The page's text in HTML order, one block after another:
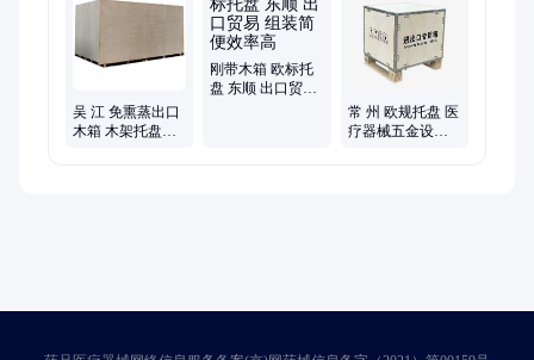
容器、木质包装容器、运输包装木框箱、可拆卸钢边箱、大型机
器包装木制箱、重型设备可拆卸钢边、免熏蒸木质包装箱、机械
设备包装箱、实木围板箱、物流打包周转箱、木质防震包装箱、
吴 江 免熏蒸出口
木箱 木架托盘加
刚带木箱 欧标托
盘 东顺 出口贸易
常 州 欧规托盘 医
疗器械五金设备